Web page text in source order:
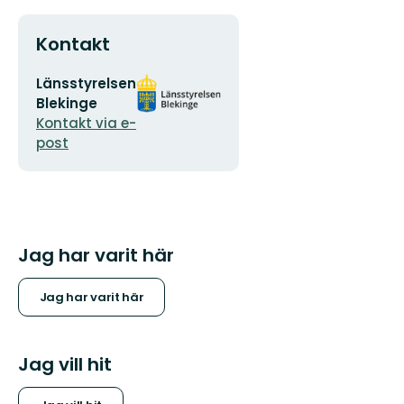
Kontakt
E-
postadress
Länsstyrelsen
Blekinge
Kontakt via e-
post
Organisationens
logotyp
Jag har varit här
Jag har varit här
Jag vill hit